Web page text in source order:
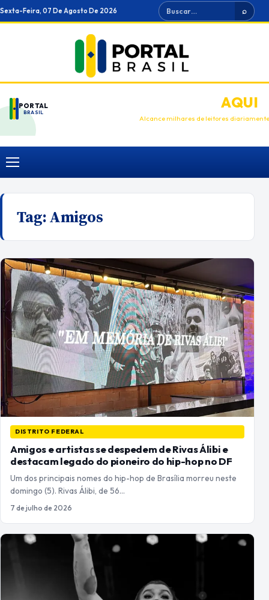
Ir
para
Sexta-Feira, 07 De Agosto De 2026 Buscar ⌕
PORTAL
BRASIL
ANUNCIEAQUI
Alcance milhares de leitores diariamente
Menu
Tag:Amigos
DISTRITO FEDERAL
Amigos e artistas se despedem de Rivas Álibi e
destacam legado do pioneiro do hip-hop no DF
Um dos principais nomes do hip-hop de Brasília morreu neste
domingo (5). Rivas Álibi, de 56…
7 de julho de 2026